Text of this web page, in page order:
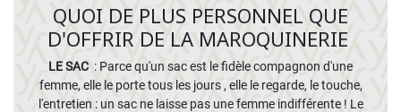
QUOI DE PLUS PERSONNEL QUE
D'OFFRIR DE LA MAROQUINERIE
LE SAC : Parce qu'un sac est le fidèle compagnon d'une
femme, elle le porte tous les jours , elle le regarde, le touche,
l'entretien : un sac ne laisse pas une femme indifférente ! Le